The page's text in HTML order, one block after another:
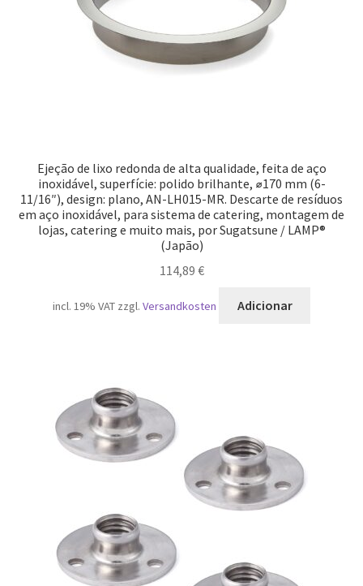
Ejeção de lixo redonda de alta qualidade, feita de aço
inoxidável, superfície: polido brilhante, ⌀170 mm (6-
11/16″), design: plano, AN-LH015-MR. Descarte de resíduos
em aço inoxidável, para sistema de catering, montagem de
lojas, catering e muito mais, por Sugatsune / LAMP®
(Japão)
114,89 €
incl. 19% VAT zzgl. Versandkosten Adicionar